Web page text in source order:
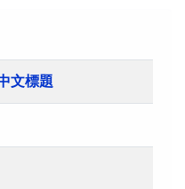
文標題